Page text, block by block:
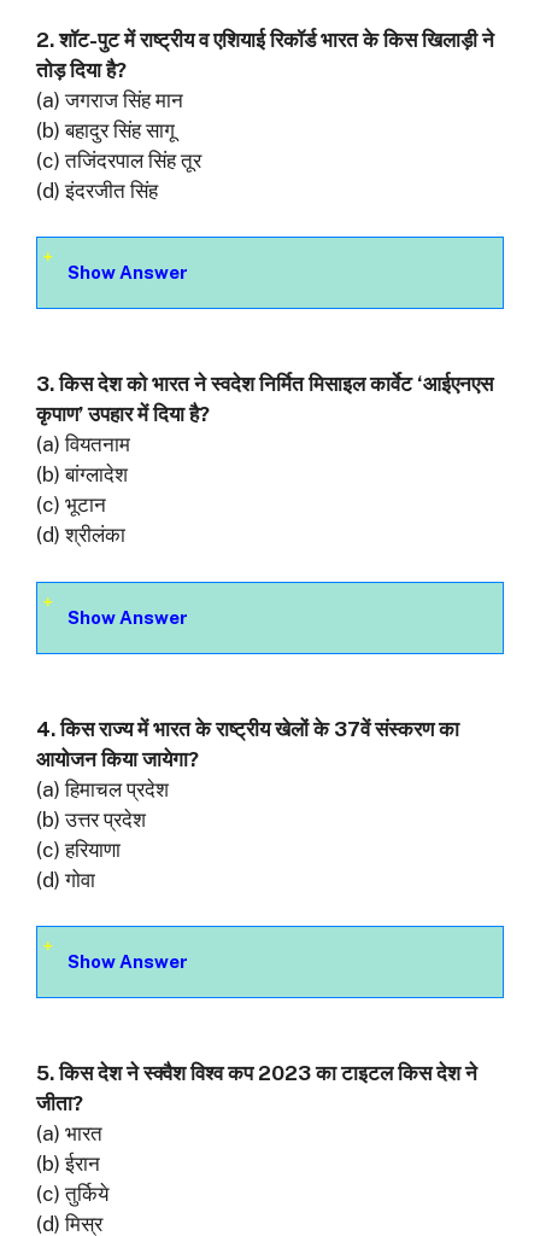
2. शॉट-पुट में राष्ट्रीय व एशियाई रिकॉर्ड भारत के किस खिलाड़ी ने
तोड़ दिया है?
(a) जगराज सिंह मान
(b) बहादुर सिंह सागू
(c) तजिंदरपाल सिंह तूर
(d) इंदरजीत सिंह
Show Answer
3. किस देश को भारत ने स्वदेश निर्मित मिसाइल कार्वेट ‘आईएनएस
कृपाण’ उपहार में दिया है?
(a) वियतनाम
(b) बांग्लादेश
(c) भूटान
(d) श्रीलंका
Show Answer
4. किस राज्य में भारत के राष्ट्रीय खेलों के 37वें संस्करण का
आयोजन किया जायेगा?
(a) हिमाचल प्रदेश
(b) उत्तर प्रदेश
(c) हरियाणा
(d) गोवा
Show Answer
5. किस देश ने स्क्वैश विश्व कप 2023 का टाइटल किस देश ने
जीता?
(a) भारत
(b) ईरान
(c) तुर्किये
(d) मिस्र